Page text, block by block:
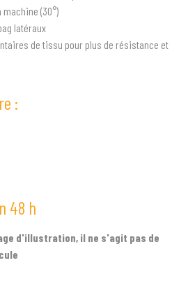
DE VOTRE VÉHICULE
arrow_drop_down
machine (30°)
latéraux
de tissu pour plus de résistance et
:
48 h
d'illustration, il ne s'agit pas de